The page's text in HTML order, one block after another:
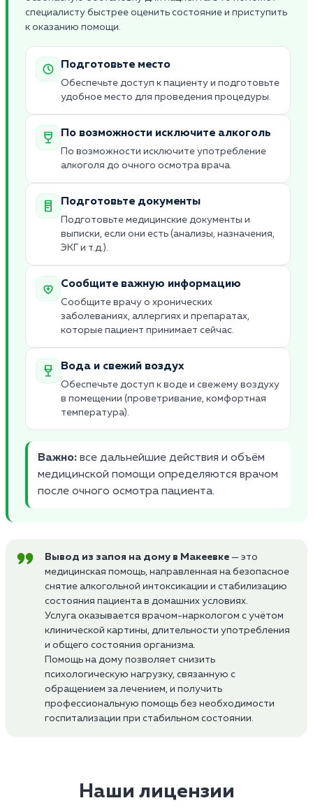
специалисту быстрее оценить состояние и приступить
к оказанию помощи.
Подготовьте место
Обеспечьте доступ к пациенту и подготовьте
удобное место для проведения процедуры.
По возможности исключите алкоголь
По возможности исключите употребление
алкоголя до очного осмотра врача.
Подготовьте документы
Подготовьте медицинские документы и
выписки, если они есть (анализы, назначения,
ЭКГ и т.д.).
Сообщите важную информацию
Сообщите врачу о хронических
заболеваниях, аллергиях и препаратах,
которые пациент принимает сейчас.
Вода и свежий воздух
Обеспечьте доступ к воде и свежему воздуху
в помещении (проветривание, комфортная
температура).
Важно: все дальнейшие действия и объём
медицинской помощи определяются врачом
после очного осмотра пациента.
Вывод из запоя на дому в Макеевке — это
медицинская помощь, направленная на безопасное
снятие алкогольной интоксикации и стабилизацию
состояния пациента в домашних условиях.
Услуга оказывается врачом-наркологом с учётом
клинической картины, длительности употребления
и общего состояния организма.
Помощь на дому позволяет снизить
психологическую нагрузку, связанную с
обращением за лечением, и получить
профессиональную помощь без необходимости
госпитализации при стабильном состоянии.
Наши лицензии